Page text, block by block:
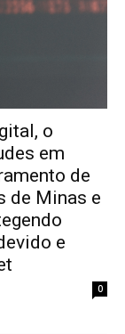
o
em
de
de Minas e
e
0